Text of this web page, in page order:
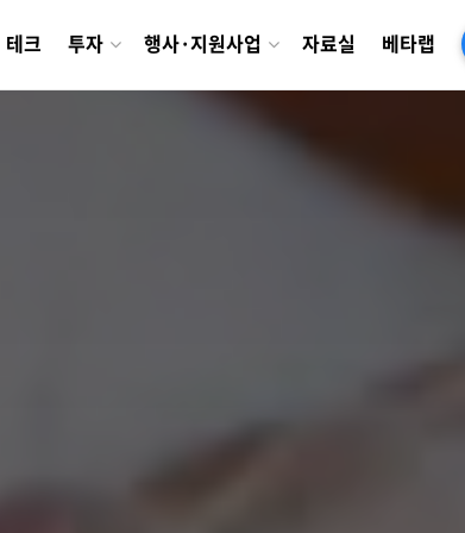
테크 투자 행사·지원사업 자료실 베타랩